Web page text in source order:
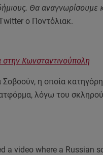
Θα αναγνωρίσουμε
ο Ποντόλιακ.
στην Κωνσταντινούπολη
Σοβσούν, η οποία
λόγω του
a video where a Russian